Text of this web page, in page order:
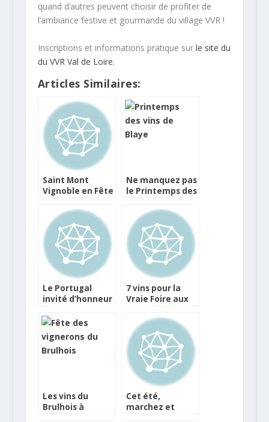
quand d’autres peuvent choisir de profiter de
l’ambiance festive et gourmande du village VVR !
Inscriptions et informations pratique surle site du
du VVR Val de Loire.
Articles Similaires:
Saint Mont
Vignoble en Fête
ème édition
Ne manquez pas
le Printemps des
Le Portugal
invité d’honneur
7 vins pour la
Vraie Foire aux
Les vins du
Brulhois à
Cet été,
marchez et